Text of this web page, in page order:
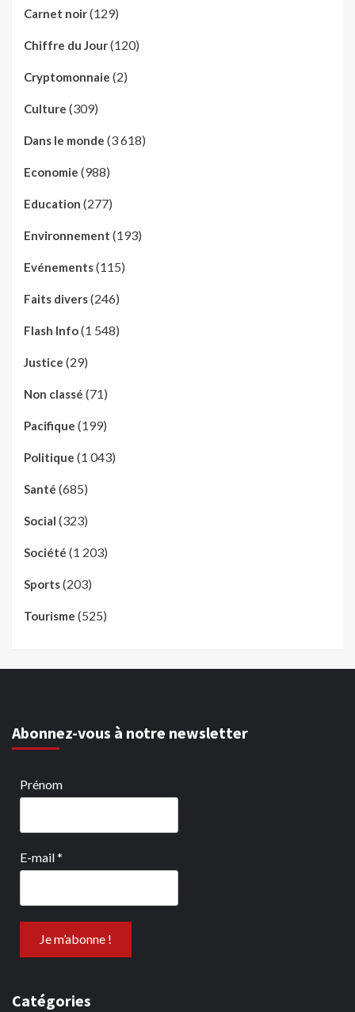
Carnet noir(129)
Chiffre du Jour(120)
Cryptomonnaie (2)
Culture (309)
Dans le monde (3 618)
Economie (988)
Education (277)
Environnement (193)
Evénements(115)
Faits divers(246)
Flash Info(1 548)
Justice (29)
Non classé (71)
Pacifique (199)
Politique (1 043)
Santé (685)
Social (323)
Société (1 203)
Sports(203)
Tourisme (525)
Abonnez-vous à notre newsletter
Prénom
E-mail*
Catégories